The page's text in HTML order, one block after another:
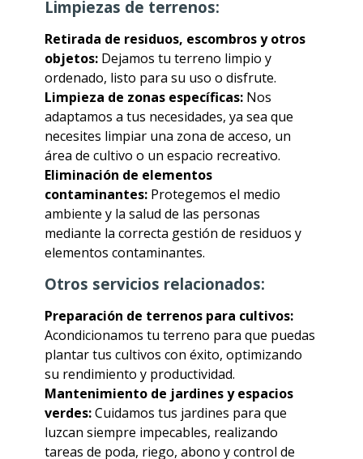
Limpiezas de terrenos:
Retirada de residuos, escombros y otros
objetos: Dejamos tu terreno limpio y
ordenado, listo para su uso o disfrute.
Limpieza de zonas específicas: Nos
adaptamos a tus necesidades, ya sea que
necesites limpiar una zona de acceso, un
área de cultivo o un espacio recreativo.
Eliminación de elementos
contaminantes: Protegemos el medio
ambiente y la salud de las personas
mediante la correcta gestión de residuos y
elementos contaminantes.
Otros servicios relacionados:
Preparación de terrenos para cultivos:
Acondicionamos tu terreno para que puedas
plantar tus cultivos con éxito, optimizando
su rendimiento y productividad.
Mantenimiento de jardines y espacios
verdes:Cuidamos tus jardines para que
luzcan siempre impecables, realizando
tareas de poda, riego, abono y control de